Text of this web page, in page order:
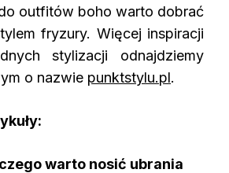
outfitów boho warto dobrać
fryzury. Więcej inspiracji
stylizacji odnajdziemy
o nazwie punktstylu.pl.
warto nosić ubrania